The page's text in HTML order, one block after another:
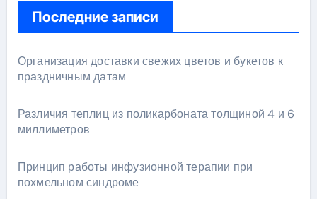
Последние записи
Организация доставки свежих цветов и букетов к
праздничным датам
Различия теплиц из поликарбоната толщиной 4 и 6
миллиметров
Принцип работы инфузионной терапии при
похмельном синдроме